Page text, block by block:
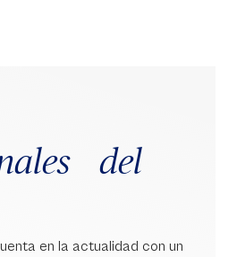
del
en la actualidad con un